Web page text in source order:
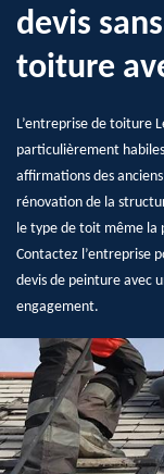
devis
toiture
L’entreprise de toiture
particulièrement
affirmations des
rénovation de la
le type de toit même la
Contactez l’entreprise
devis de peinture avec
engagement.